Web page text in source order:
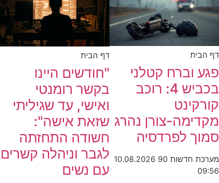
דף הבית
פגע וברח קטלני
בכביש 4: רוכב
קורקינט
מקדימה-צורן נהרג
סמוך לפרדסיה
מערכת חדשות 90
10.08.2026
09:56
דף הבית
"חודשים היינו
בקשר רומנטי
ואישי, עד שגיליתי
שזאת אישה":
חשודה התחזתה
לגבר וניהלה קשרים
עם נשים